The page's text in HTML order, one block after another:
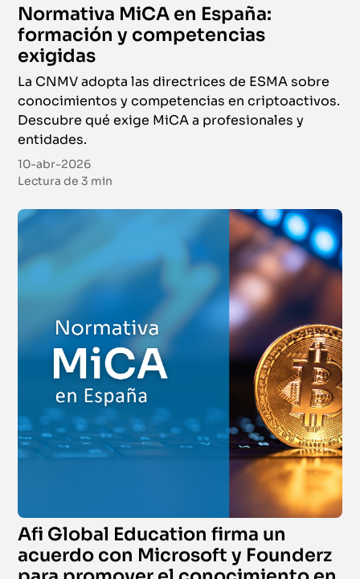
Normativa MiCA en España:
formación y competencias
exigidas
La CNMV adopta las directrices de ESMA sobre
conocimientos y competencias en criptoactivos.
Descubre qué exige MiCA a profesionales y
entidades.
10-abr-2026
Lectura de3 min
Afi Global Education firma un
acuerdo con Microsoft y Founderz